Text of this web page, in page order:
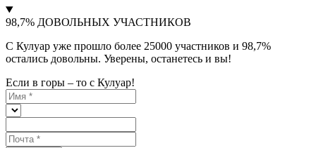
98,7% ДОВОЛЬНЫХ УЧАСТНИКОВ
С Кулуар уже прошло более 25000 участников и 98,7%
остались довольны. Уверены, останетесь и вы!
Если в горы – то с Кулуар!